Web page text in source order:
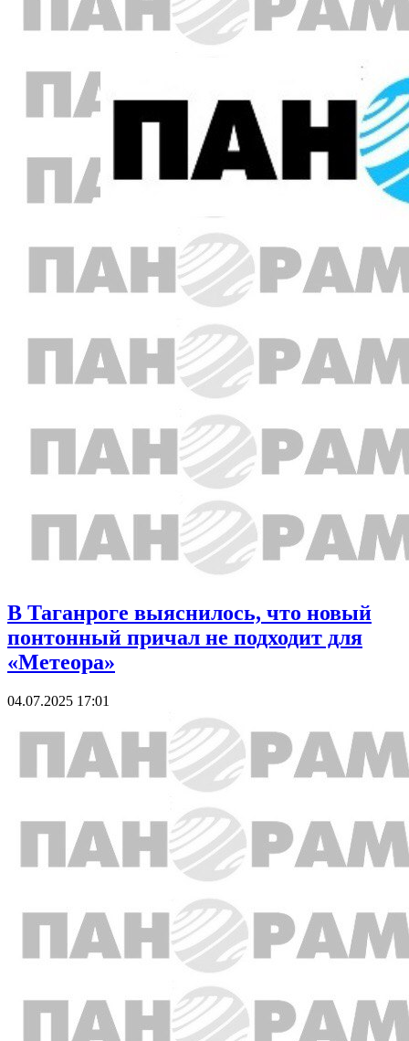
В Таганроге выяснилось, что новый
понтонный причал не подходит для
«Метеора»
04.07.2025 17:01